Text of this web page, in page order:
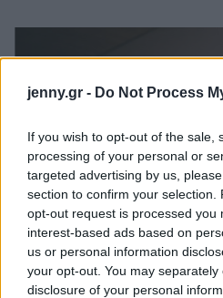
jenny.gr - Do Not Process
If you wish to opt-out of the sale,
processing of your personal or
targeted advertising by us,
section to confirm your selection.
opt-out request is processed you
interest-based ads based on
us or personal information
your opt-out. You may
disclosure of your personal